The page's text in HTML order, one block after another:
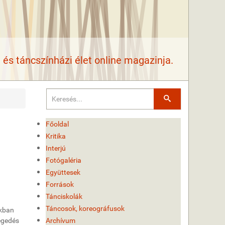
táncszínházi élet online magazinja.
Keresés
Főoldal
Kritika
Interjú
Fotógaléria
Együttesek
Források
Tánciskolák
Táncosok, koreográfusok
Archívum